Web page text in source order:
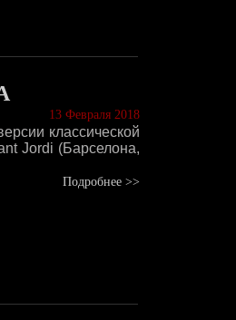
13 Февраля 2018
классической
Jordi (Барселона,
Подробнее >>